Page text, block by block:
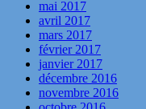
mai 2017
avril 2017
mars 2017
février 2017
janvier 2017
décembre 2016
novembre 2016